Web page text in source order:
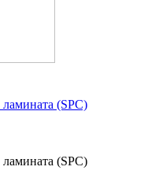
(SPC)
(SPC)